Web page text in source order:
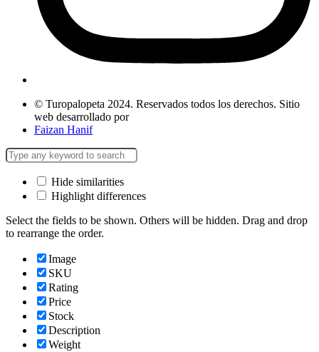
© Turopalopeta 2024. Reservados todos los derechos. Sitio
web desarrollado por
Faizan Hanif
Hide similarities
Highlight differences
Select the fields to be shown. Others will be hidden. Drag and drop
to rearrange the order.
Image
SKU
Rating
Price
Stock
Description
Weight